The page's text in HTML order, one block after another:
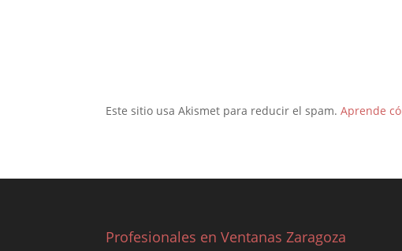
Este sitio usa Akismet para reducir el spam.Aprende
Profesionales en Ventanas Zaragoza